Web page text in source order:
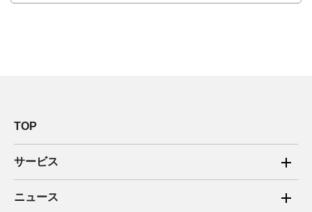
TOP
サービス
ご家庭向け電力サービス
ニュース